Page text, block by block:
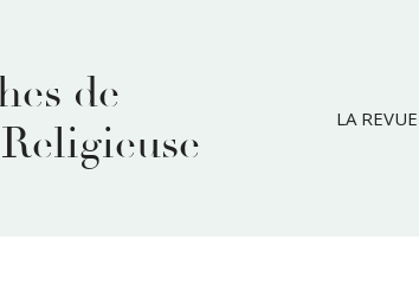
de
LA REVUE